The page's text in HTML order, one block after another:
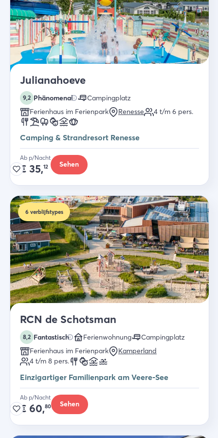
Julianahoeve
9,2 Phänomenal
Campingplatz
Ferienhaus im Ferienpark
Renesse 4 t/m 6 pers.
Camping & Strandresort Renesse
Ab p/Nacht
€ 35,12 Sehen
6 verblijfstypes
RCN de Schotsman
8,2 Fantastisch Ferienwohnung
Campingplatz
Ferienhaus im Ferienpark
Kamperland
4 t/m 8 pers.
Einzigartiger Familienpark am Veere-See
Ab p/Nacht
€ 60,80 Sehen